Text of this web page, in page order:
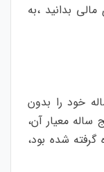
بدانید ،به
خود را بدون
معیار آن،
شده بود،